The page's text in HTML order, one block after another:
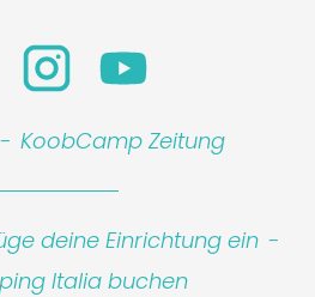
- KoobCamp Zeitung
deine Einrichtung ein -
Italia buchen